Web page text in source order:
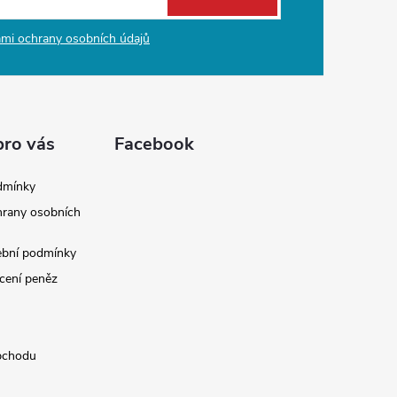
ochrany osobních údajů
vás
osobních
podmínky
peněz
Facebook